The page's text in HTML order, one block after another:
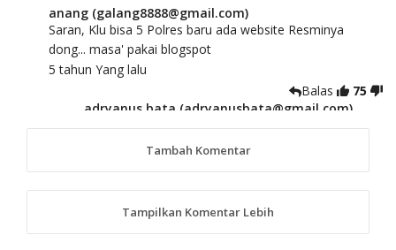
anang (galang8888@gmail.com)
Saran, Klu bisa 5 Polres baru ada website Resminya
dong... masa' pakai blogspot
5 tahun Yang lalu
Balas
75
adryanus bata (adryanusbata@gmail.com)
TKS atas saran dan masukannya, akan kami
tindaklanjuti
anggy (anakkaos@gmail.com)
Kami perantu bisa baca langsung terkait Pilkada Sumba
Tambah Komentar
Tampilkan Komentar Lebih